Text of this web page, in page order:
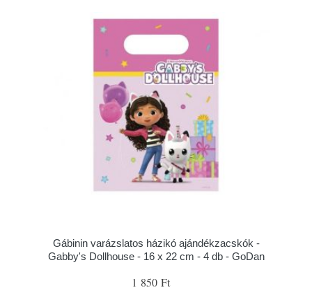
Gábinin varázslatos házikó ajándékzacskók -
Gabby's Dollhouse - 16 x 22 cm - 4 db - GoDan
1 850 Ft